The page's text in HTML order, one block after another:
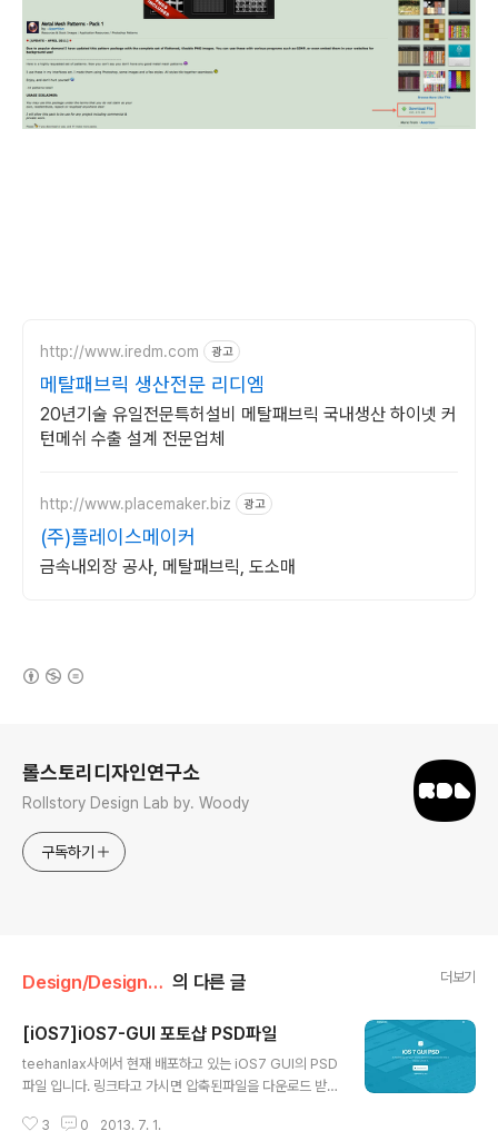
http://www.iredm.com 광고
메탈패브릭 생산전문 리디엠
20년기술 유일전문특허설비 메탈패브릭 국내생산 하이넷 커
턴메쉬 수출 설계 전문업체
http://www.placemaker.biz 광고
(주)플레이스메이커
금속내외장 공사, 메탈패브릭, 도소매
롤스토리디자인연구소
Rollstory Design Lab by. Woody
구독하기
Design/Design Source 의 다른 글 더보기
[iOS7]iOS7-GUI 포토샵 PSD파일
teehanlax사에서 현재 배포하고 있는 iOS7 GUI의 PSD
파일 입니다. 링크타고 가시면 압축된파일을 다운로드 받
프리셋 ▲작은 아이콘까지 레이어로 있습니다. ▲추가적
3 0 2013. 7. 1.